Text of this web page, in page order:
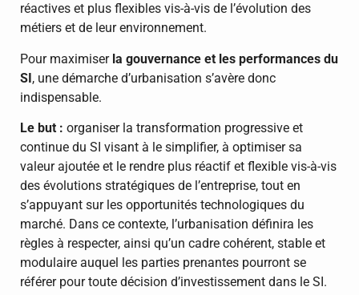
réactives et plus flexibles vis-à-vis de l’évolution des
métiers et de leur environnement.
Pour maximiser la gouvernance et les performances du
SI, une démarche d’urbanisation s’avère donc
indispensable.
Le but : organiser la transformation progressive et
continue du SI visant à le simplifier, à optimiser sa
valeur ajoutée et le rendre plus réactif et flexible vis-à-vis
des évolutions stratégiques de l’entreprise, tout en
s’appuyant sur les opportunités technologiques du
marché. Dans ce contexte, l’urbanisation définira les
règles à respecter, ainsi qu’un cadre cohérent, stable et
modulaire auquel les parties prenantes pourront se
référer pour toute décision d’investissement dans le SI.